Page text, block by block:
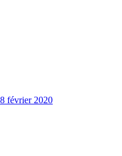
février 2020